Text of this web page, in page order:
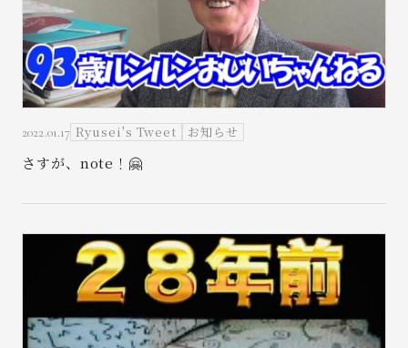
2022.01.17 Ryusei's Tweet お知らせ
さすが、note！🤗